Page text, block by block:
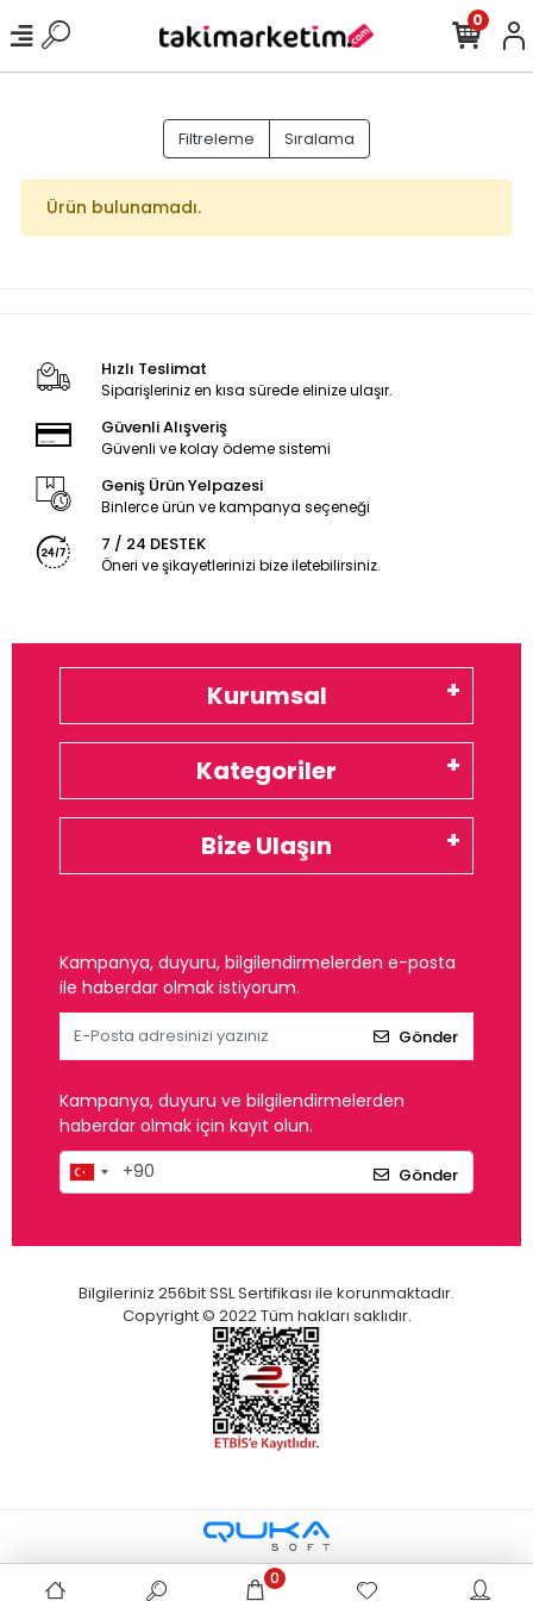
0
Filtreleme Sıralama
Ürün bulunamadı.
Hızlı Teslimat
Siparişleriniz en kısa sürede elinize ulaşır.
Güvenli Alışveriş
Güvenli ve kolay ödeme sistemi
Geniş Ürün Yelpazesi
Binlerce ürün ve kampanya seçeneği
7 / 24 DESTEK
Öneri ve şikayetlerinizi bize iletebilirsiniz.
Kurumsal
Kategoriler
Bize Ulaşın
Kampanya, duyuru, bilgilendirmelerden e-posta
ile haberdar olmak istiyorum.
Gönder
Kampanya, duyuru ve bilgilendirmelerden
haberdar olmak için kayıt olun.
Gönder
Bilgileriniz 256bit SSL Sertifikası ile korunmaktadır.
Copyright © 2022 Tüm hakları saklıdır.
0